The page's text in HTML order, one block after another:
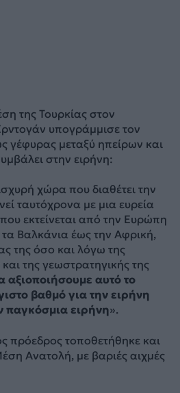
της Τουρκίας στον
υπογράμμισε τον
γέφυρας μεταξύ ηπείρων και
στην ειρήνη:
χώρα που διαθέτει την
ταυτόχρονα με μια ευρεία
εκτείνεται από την Ευρώπη
Βαλκάνια έως την Αφρική,
της όσο και λόγω της
της γεωστρατηγικής της
αξιοποιήσουμε αυτό το
βαθμό για την ειρήνη
παγκόσμια ειρήνη».
πρόεδρος τοποθετήθηκε και
Ανατολή, με βαριές αιχμές